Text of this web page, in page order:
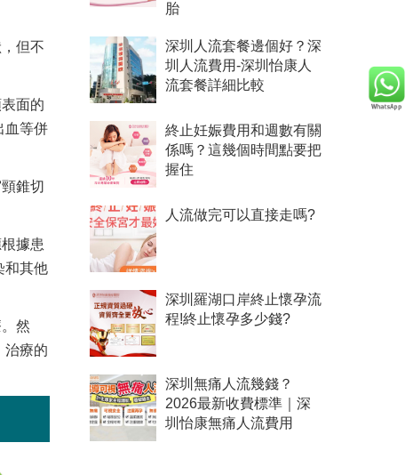
但不
面的
血等併
錐切
據患
和其他
然
治療的
胎
深圳人流套餐邊個好？深
圳人流費用-深圳怡康人
流套餐詳細比較
終止妊娠費用和週數有關
係嗎？這幾個時間點要把
握住
人流做完可以直接走嗎?
深圳羅湖口岸終止懷孕流
程!終止懷孕多少錢?
深圳無痛人流幾錢？
2026最新收費標準｜深
圳怡康無痛人流費用